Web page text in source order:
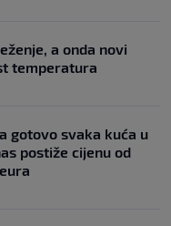
a onda novi
temperatura
gotovo svaka kuća u
postiže cijenu od